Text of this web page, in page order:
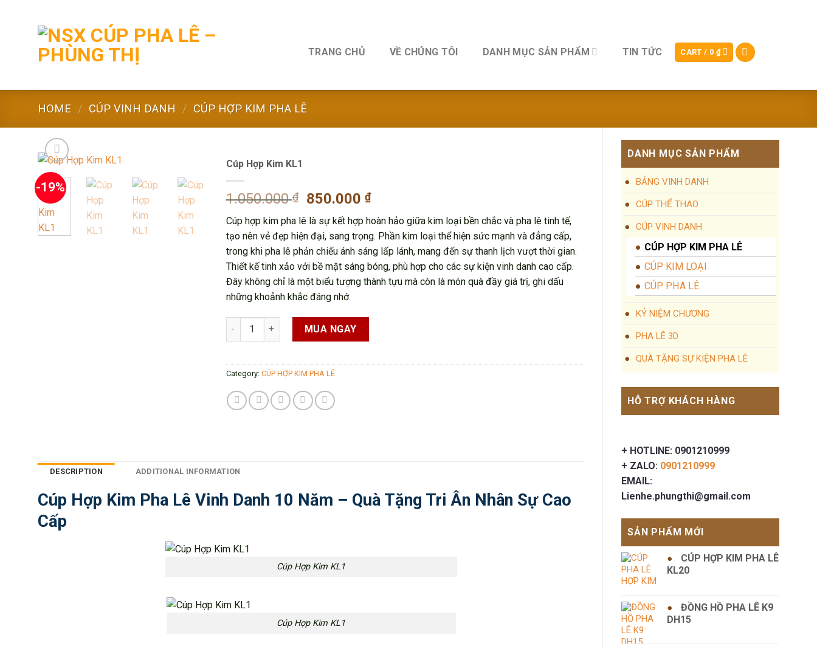
TRANG CHỦ
VỀ CHÚNG TÔI DANH MỤC SẢN PHẨM TIN TỨC CART / 0 ₫
HOME / CÚP VINH DANH / CÚP HỢP KIM PHA LÊ
DANH MỤC SẢN PHẨM
BẢNG VINH DANH
CÚP THỂ THAO
CÚP VINH DANH
CÚP HỢP KIM PHA LÊ
CÚP KIM LOẠI
CÚP PHA LÊ
KỶ NIỆM CHƯƠNG
PHA LÊ 3D
QUÀ TẶNG SỰ KIỆN PHA LÊ
HỖ TRỢ KHÁCH HÀNG
+ HOTLINE: 0901210999
+ ZALO: 0901210999
EMAIL:
Lienhe.phungthi@gmail.com
SẢN PHẨM MỚI
CÚP HỢP KIM PHA LÊ
KL20
ĐỒNG HỒ PHA LÊ K9
DH15
-19%
Cúp Hợp Kim KL1
1.050.000₫
Original
price
was:
1.050.000 ₫.
850.000 ₫Current
price
is:
850.000 ₫.
Cúp hợp kim pha lê là sự kết hợp hoàn hảo giữa kim loại bền chắc và pha lê tinh tế,
tạo nên vẻ đẹp hiện đại, sang trọng. Phần kim loại thể hiện sức mạnh và đẳng cấp,
trong khi pha lê phản chiếu ánh sáng lấp lánh, mang đến sự thanh lịch vượt thời gian.
Thiết kế tinh xảo với bề mặt sáng bóng, phù hợp cho các sự kiện vinh danh cao cấp.
Đây không chỉ là một biểu tượng thành tựu mà còn là món quà đầy giá trị, ghi dấu
những khoảnh khắc đáng nhớ.
Cúp Hợp Kim KL1 quantity
MUA NGAY
Category: CÚP HỢP KIM PHA LÊ
DESCRIPTION ADDITIONAL INFORMATION
Cúp Hợp Kim Pha Lê Vinh Danh 10 Năm – Quà Tặng Tri Ân Nhân Sự Cao
Cấp
Cúp Hợp Kim KL1
Cúp Hợp Kim KL1